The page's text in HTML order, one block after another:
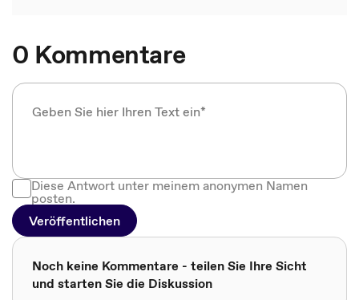
0 Kommentare
Diese Antwort unter meinem anonymen Namen
posten.
Veröffentlichen
Noch keine Kommentare - teilen Sie Ihre Sicht
und starten Sie die Diskussion